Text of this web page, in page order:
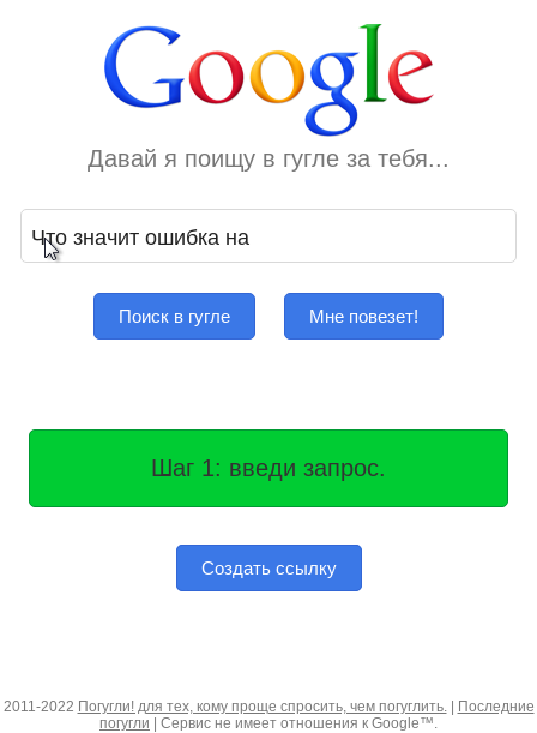
Давай я поищу в гугле за тебя...
Поиск в гугле Мне повезет!
Шаг 1: введи запрос.
Создать ссылку
2011-2022 Погугли! для тех, кому проще спросить, чем погуглить.|
Последние
погугли | Сервис не имеет отношения к Google™.